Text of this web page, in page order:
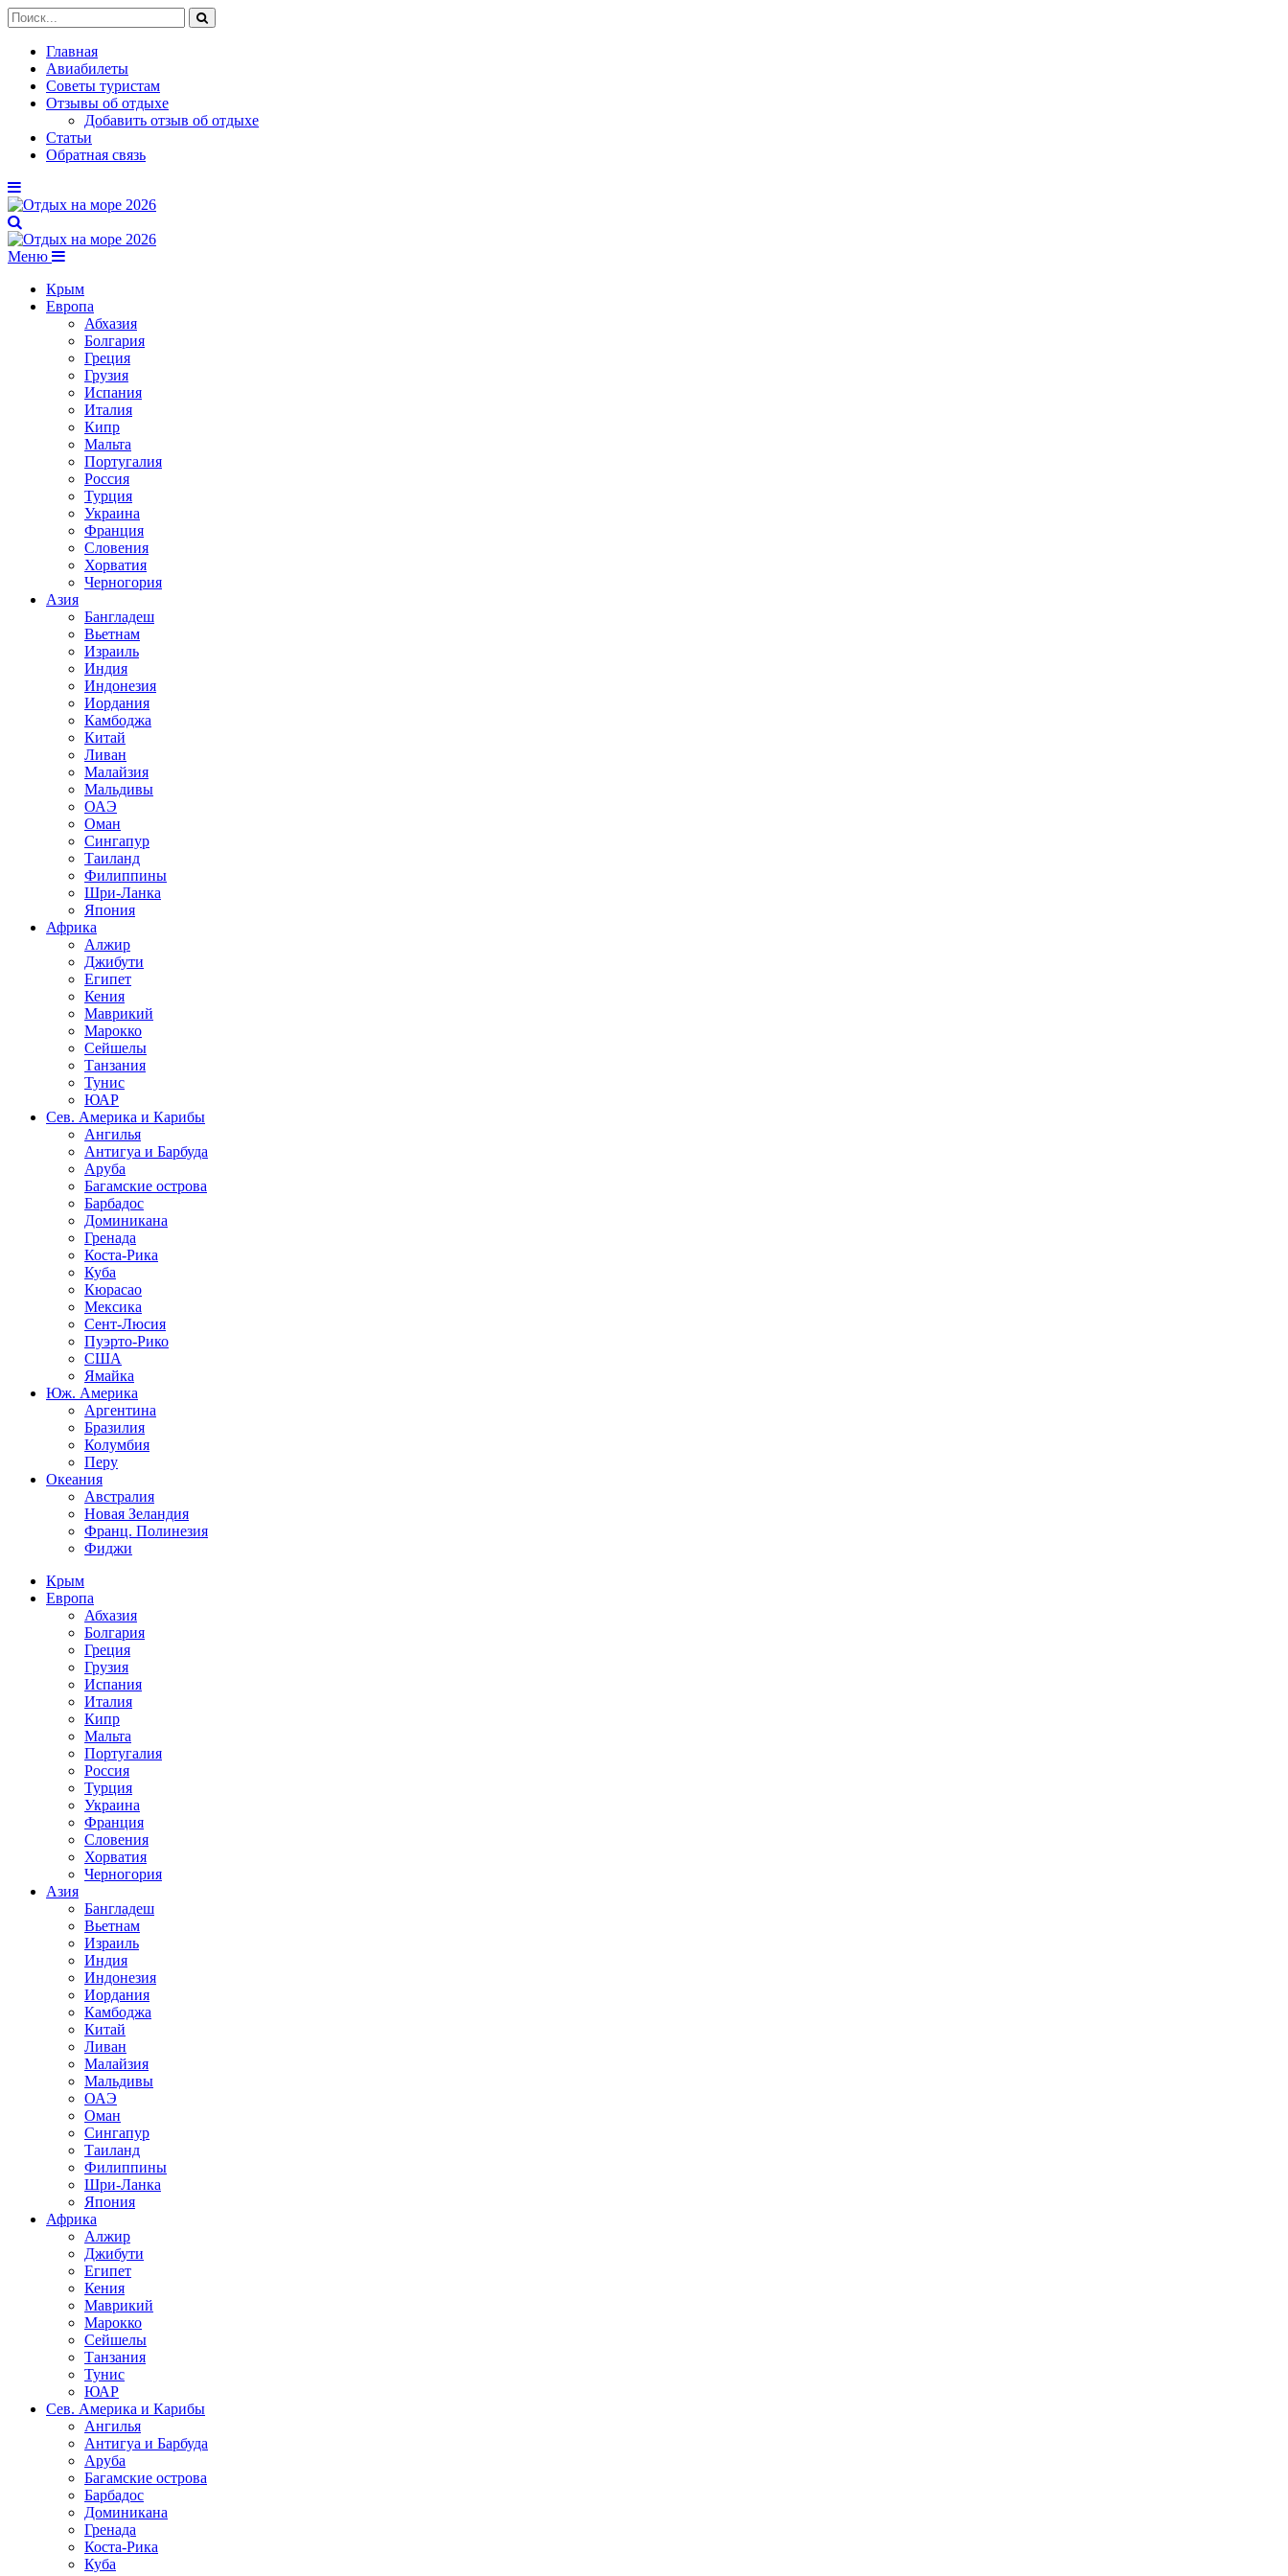
Главная
Авиабилеты
Советы туристам
Отзывы об отдыхе
Добавить отзыв об отдыхе
Статьи
Обратная связь
Меню
Крым
Европа
Абхазия
Болгария
Греция
Грузия
Испания
Италия
Кипр
Мальта
Португалия
Россия
Турция
Украина
Франция
Словения
Хорватия
Черногория
Азия
Бангладеш
Вьетнам
Израиль
Индия
Индонезия
Иордания
Камбоджа
Китай
Ливан
Малайзия
Мальдивы
ОАЭ
Оман
Сингапур
Таиланд
Филиппины
Шри-Ланка
Япония
Африка
Алжир
Джибути
Египет
Кения
Маврикий
Марокко
Сейшелы
Танзания
Тунис
ЮАР
Сев. Америка и Карибы
Ангилья
Антигуа и Барбуда
Аруба
Багамские острова
Барбадос
Доминикана
Гренада
Коста-Рика
Куба
Кюрасао
Мексика
Сент-Люсия
Пуэрто-Рико
США
Ямайка
Юж. Америка
Аргентина
Бразилия
Колумбия
Перу
Океания
Австралия
Новая Зеландия
Франц. Полинезия
Фиджи
Крым
Европа
Абхазия
Болгария
Греция
Грузия
Испания
Италия
Кипр
Мальта
Португалия
Россия
Турция
Украина
Франция
Словения
Хорватия
Черногория
Азия
Бангладеш
Вьетнам
Израиль
Индия
Индонезия
Иордания
Камбоджа
Китай
Ливан
Малайзия
Мальдивы
ОАЭ
Оман
Сингапур
Таиланд
Филиппины
Шри-Ланка
Япония
Африка
Алжир
Джибути
Египет
Кения
Маврикий
Марокко
Сейшелы
Танзания
Тунис
ЮАР
Сев. Америка и Карибы
Ангилья
Антигуа и Барбуда
Аруба
Багамские острова
Барбадос
Доминикана
Гренада
Коста-Рика
Куба